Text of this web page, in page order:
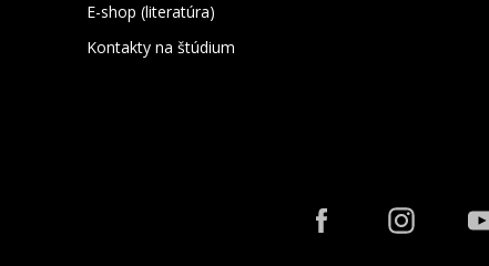
E-shop (literatúra)
Kontakty na štúdium